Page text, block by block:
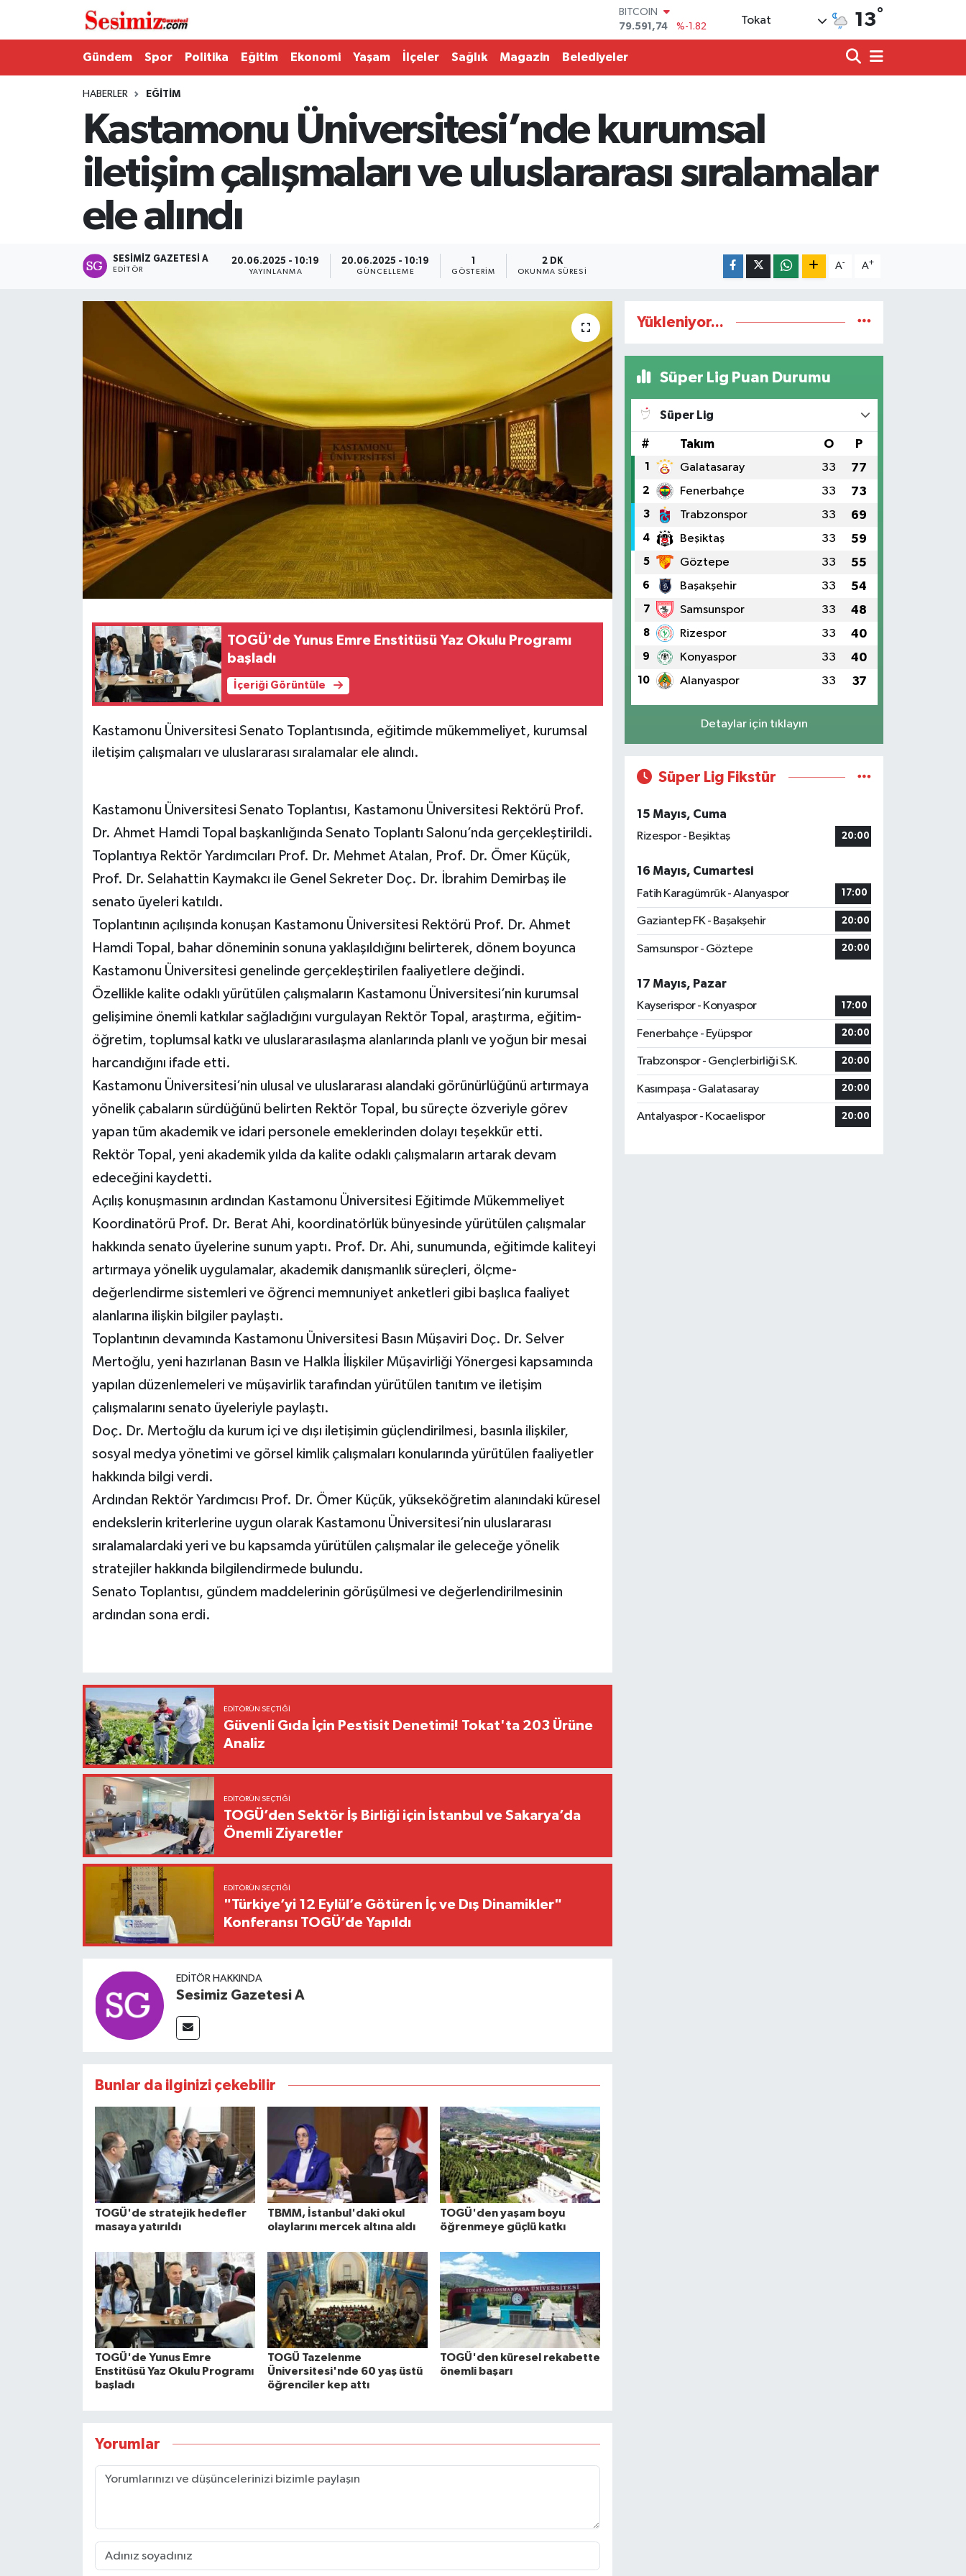
79.591,74
DOLAR
45,43620
%0.02
EURO
6862,09000
%0.19
BİST100
Tokat 13°
Gündem Spor Politika Eğitim Ekonomi Yaşam İlçeler Sağlık Magazin Belediyeler
HABERLER EĞITIM
Kastamonu Üniversitesi’nde kurumsal
iletişim çalışmaları ve uluslararası sıralamalar
ele alındı
SESIMIZ GAZETESI A
EDITÖR
20.06.2025 - 10:19
YAYINLANMA
20.06.2025 - 10:19
GÜNCELLEME
1
GÖSTERIM
2 DK
OKUNMA SÜRESI
A- A+
TOGÜ'de Yunus Emre Enstitüsü Yaz Okulu Programı
başladı
İçeriği Görüntüle
Kastamonu Üniversitesi Senato Toplantısında, eğitimde mükemmeliyet, kurumsal
iletişim çalışmaları ve uluslararası sıralamalar ele alındı.
Kastamonu Üniversitesi Senato Toplantısı, Kastamonu Üniversitesi Rektörü Prof.
Dr. Ahmet Hamdi Topal başkanlığında Senato Toplantı Salonu’nda gerçekleştirildi.
Toplantıya Rektör Yardımcıları Prof. Dr. Mehmet Atalan, Prof. Dr. Ömer Küçük,
Prof. Dr. Selahattin Kaymakcı ile Genel Sekreter Doç. Dr. İbrahim Demirbaş ile
senato üyeleri katıldı.
Toplantının açılışında konuşan Kastamonu Üniversitesi Rektörü Prof. Dr. Ahmet
Hamdi Topal, bahar döneminin sonuna yaklaşıldığını belirterek, dönem boyunca
Kastamonu Üniversitesi genelinde gerçekleştirilen faaliyetlere değindi.
Özellikle kalite odaklı yürütülen çalışmaların Kastamonu Üniversitesi’nin kurumsal
gelişimine önemli katkılar sağladığını vurgulayan Rektör Topal, araştırma, eğitim-
öğretim, toplumsal katkı ve uluslararasılaşma alanlarında planlı ve yoğun bir mesai
harcandığını ifade etti.
Kastamonu Üniversitesi’nin ulusal ve uluslararası alandaki görünürlüğünü artırmaya
yönelik çabaların sürdüğünü belirten Rektör Topal, bu süreçte özveriyle görev
yapan tüm akademik ve idari personele emeklerinden dolayı teşekkür etti.
Rektör Topal, yeni akademik yılda da kalite odaklı çalışmaların artarak devam
edeceğini kaydetti.
Açılış konuşmasının ardından Kastamonu Üniversitesi Eğitimde Mükemmeliyet
Koordinatörü Prof. Dr. Berat Ahi, koordinatörlük bünyesinde yürütülen çalışmalar
hakkında senato üyelerine sunum yaptı. Prof. Dr. Ahi, sunumunda, eğitimde kaliteyi
artırmaya yönelik uygulamalar, akademik danışmanlık süreçleri, ölçme-
değerlendirme sistemleri ve öğrenci memnuniyet anketleri gibi başlıca faaliyet
alanlarına ilişkin bilgiler paylaştı.
Toplantının devamında Kastamonu Üniversitesi Basın Müşaviri Doç. Dr. Selver
Mertoğlu, yeni hazırlanan Basın ve Halkla İlişkiler Müşavirliği Yönergesi kapsamında
yapılan düzenlemeleri ve müşavirlik tarafından yürütülen tanıtım ve iletişim
çalışmalarını senato üyeleriyle paylaştı.
Doç. Dr. Mertoğlu da kurum içi ve dışı iletişimin güçlendirilmesi, basınla ilişkiler,
sosyal medya yönetimi ve görsel kimlik çalışmaları konularında yürütülen faaliyetler
hakkında bilgi verdi.
Ardından Rektör Yardımcısı Prof. Dr. Ömer Küçük, yükseköğretim alanındaki küresel
endekslerin kriterlerine uygun olarak Kastamonu Üniversitesi’nin uluslararası
sıralamalardaki yeri ve bu kapsamda yürütülen çalışmalar ile geleceğe yönelik
stratejiler hakkında bilgilendirmede bulundu.
Senato Toplantısı, gündem maddelerinin görüşülmesi ve değerlendirilmesinin
ardından sona erdi.
EDITÖRÜN SEÇTIĞI
Güvenli Gıda İçin Pestisit Denetimi! Tokat'ta 203 Ürüne
Analiz
EDITÖRÜN SEÇTIĞI
TOGÜ’den Sektör İş Birliği için İstanbul ve Sakarya’da
Önemli Ziyaretler
EDITÖRÜN SEÇTIĞI
"Türkiye’yi 12 Eylül’e Götüren İç ve Dış Dinamikler"
Konferansı TOGÜ’de Yapıldı
EDITÖR HAKKINDA
Sesimiz Gazetesi A
Bunlar da ilginizi çekebilir
TOGÜ'de stratejik hedefler
masaya yatırıldı
TBMM, İstanbul'daki okul
olaylarını mercek altına aldı
TOGÜ'den yaşam boyu
öğrenmeye güçlü katkı
TOGÜ'de Yunus Emre
Enstitüsü Yaz Okulu Programı
başladı
TOGÜ Tazelenme
Üniversitesi'nde 60 yaş üstü
öğrenciler kep attı
TOGÜ'den küresel rekabette
önemli başarı
Yorumlar
Yükleniyor...
Süper Lig Puan Durumu
Süper Lig
# Takım O P
1 Galatasaray 33 77
2 Fenerbahçe 33 73
3 Trabzonspor 33 69
4 Beşiktaş 33 59
5 Göztepe 33 55
6 Başakşehir 33 54
7 Samsunspor 33 48
8 Rizespor 33 40
9 Konyaspor 33 40
10 Alanyaspor 33 37
Detaylar için tıklayın
Süper Lig Fikstür
15 Mayıs, Cuma
Rizespor - Beşiktaş
20:00
16 Mayıs, Cumartesi
Fatih Karagümrük - Alanyaspor
17:00
Gaziantep FK - Başakşehir 20:00
Samsunspor - Göztepe 20:00
17 Mayıs, Pazar
Kayserispor - Konyaspor
17:00
Fenerbahçe - Eyüpspor 20:00
Trabzonspor - Gençlerbirliği S.K. 20:00
Kasımpaşa - Galatasaray 20:00
Antalyaspor - Kocaelispor 20:00
Politika
Teknoloji
Nöbetçi Eczaneler
Hava Durumu
Namaz Vakitleri
Trafik Durumu
Süper Lig Puan Durumu ve Fikstür
Son Dakika Haberleri